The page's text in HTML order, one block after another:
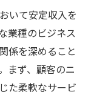
いて安定収入を
業種のビジネス
係を深めること
まず、顧客のニ
た柔軟なサービ